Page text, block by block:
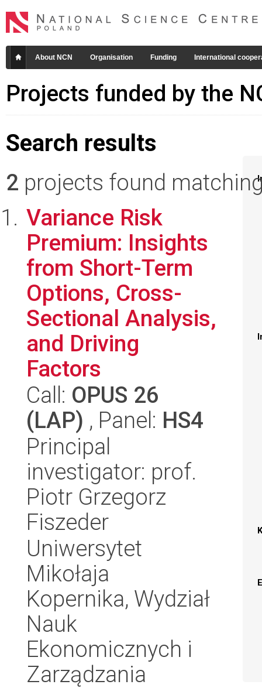
About NCN Organisation Funding International
Projects funded by the
Search results
2 projects found
Variance Risk
Premium: Insights
from Short-Term
Options, Cross-
Sectional Analysis,
and Driving
Factors
Call: OPUS 26
(LAP) , Panel: HS4
Principal
investigator: prof.
Piotr Grzegorz
Fiszeder
Uniwersytet
Mikołaja
Kopernika, Wydział
Nauk
Ekonomicznych i
Zarządzania